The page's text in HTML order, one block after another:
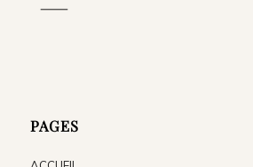
PAGES